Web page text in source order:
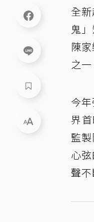
全
鬼
陳
之一
今
界
監
心
聲